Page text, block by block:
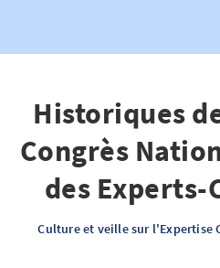
Historiques
Congrès
des Experts-
Culture et veille sur l'Expertise